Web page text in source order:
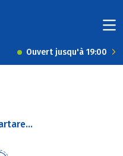
Ouvert jusqu'à 19:00